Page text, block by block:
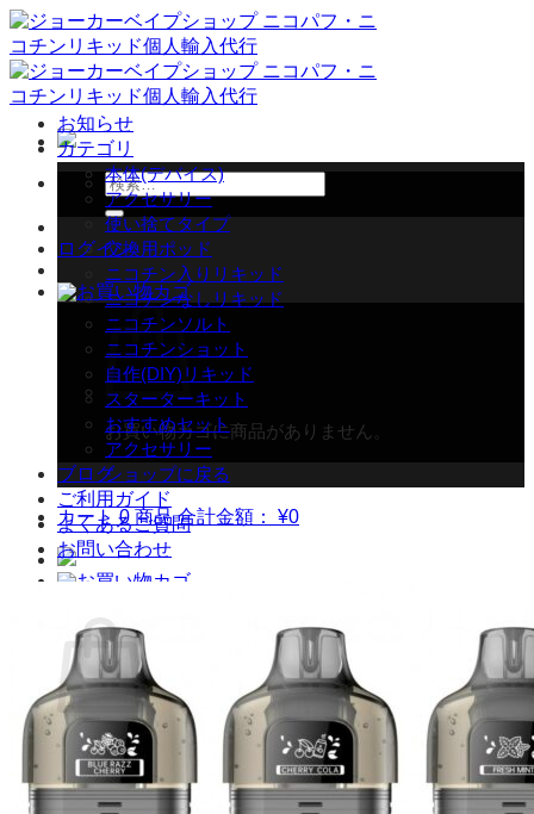
Skip
to
content
検
索
対
象:
ログイン
お買い物カゴに商品がありません。
ショップに戻る
カート0 商品 合計金額： ¥0
お買い物カゴに商品がありません。
ショップに戻る
お知らせ
カテゴリ
本体(デバイス)
アクセサリー
使い捨てタイプ
交換用ポッド
ニコチン入りリキッド
ニコチンなしリキッド
ニコチンソルト
ニコチンショット
自作(DIY)リキッド
スターターキット
おすすめセット
アクセサリー
ブログ
ご利用ガイド
よくあるご質問
お問い合わせ